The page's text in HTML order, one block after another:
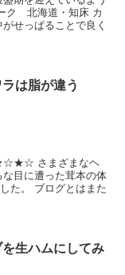
ク 北海道・知床 カ
せっぱることで良く
は脂が違う
さまざまなヘ
目に遭った茸本の体
た。 ブログとはまた
生ハムにしてみ